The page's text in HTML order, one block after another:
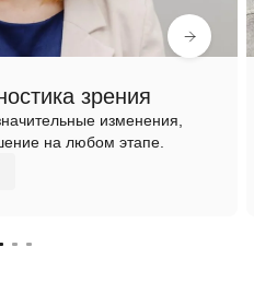
зрения
изменения,
на любом этапе.